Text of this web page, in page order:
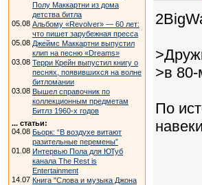
Полу Маккартни из дома
детства битла
05.08 Альбому «Revolver» — 60 лет:
что пишет зарубежная пресса
05.08 Джеймс Маккартни выпустил
клип на песню «Dreams»
03.08 Терри Крейн выпустил книгу о
песнях, появившихся на волне
битломании
03.08 Вышел справочник по
коллекционным предметам
Битлз 1960-х годов
... статьи:
04.08 Бьорк: “В воздухе витают
разительные перемены”
01.08 Интервью Пола для ЮТуб
канала The Rest is
Entertainment
14.07 Книга "Слова и музыка Джона
>в 80-
По